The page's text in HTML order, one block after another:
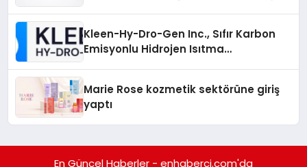
Kleen-Hy-Dro-Gen Inc., Sıfır Karbon
Emisyonlu Hidrojen Isıtma
Marie Rose kozmetik sektörüne giriş
yaptı
En Güncel Haberler - enhaberci.com'da